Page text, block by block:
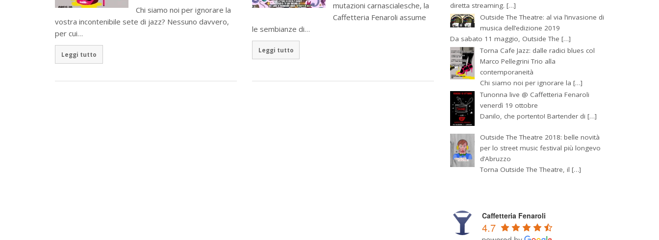
Chi siamo noi per ignorare la
vostra incontenibile sete di jazz? Nessuno davvero,
per cui…
Leggi tutto
mutazioni carnascialesche, la
Caffetteria Fenaroli assume
le sembianze di…
Leggi tutto
diretta streaming. […]
Outside The Theatre: al via l’invasione di
musica dell’edizione 2019
Da sabato 11 maggio, Outside The […]
Torna Cafe Jazz: dalle radici blues col
Marco Pellegrini Trio alla
contemporaneità
Chi siamo noi per ignorare la […]
Tunonna live @ Caffetteria Fenaroli
venerdì 19 ottobre
Danilo, che portento! Bartender di […]
Outside The Theatre 2018: belle novità
per lo street music festival più longevo
d’Abruzzo
Torna Outside The Theatre, il […]
Caffetteria Fenaroli
4.7